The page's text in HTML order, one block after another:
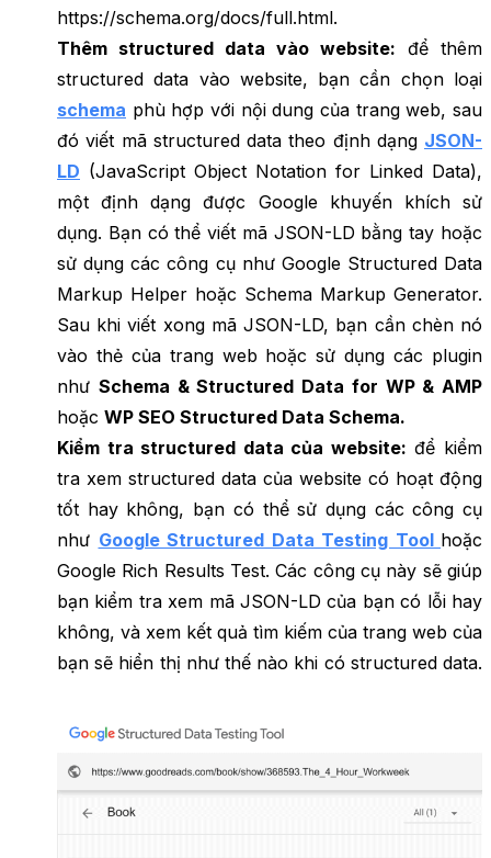
https://schema.org/docs/full.html.
Thêm structured data vào website: để thêm
structured data vào website, bạn cần chọn loại
schema phù hợp với nội dung của trang web, sau
đó viết mã structured data theo định dạng JSON-
LD (JavaScript Object Notation for Linked Data),
một định dạng được Google khuyến khích sử
dụng. Bạn có thể viết mã JSON-LD bằng tay hoặc
sử dụng các công cụ như Google Structured Data
Markup Helper hoặc Schema Markup Generator.
Sau khi viết xong mã JSON-LD, bạn cần chèn nó
vào thẻ của trang web hoặc sử dụng các plugin
như Schema & Structured Data for WP & AMP
hoặc WP SEO Structured Data Schema.
Kiểm tra structured data của website: để kiểm
tra xem structured data của website có hoạt động
tốt hay không, bạn có thể sử dụng các công cụ
như Google Structured Data Testing Tool hoặc
Google Rich Results Test. Các công cụ này sẽ giúp
bạn kiểm tra xem mã JSON-LD của bạn có lỗi hay
không, và xem kết quả tìm kiếm của trang web của
bạn sẽ hiển thị như thế nào khi có structured data.